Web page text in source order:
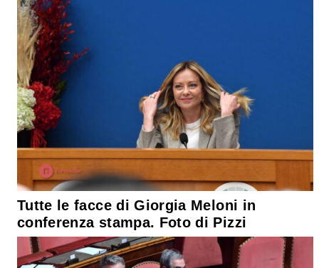
Tutte le facce di Giorgia Meloni in
conferenza stampa. Foto di Pizzi